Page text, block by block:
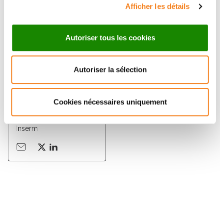
Afficher les détails
Autoriser tous les cookies
Autoriser la sélection
Cookies nécessaires uniquement
JOSHUA
WATERFALL
Chargé de recherche
Inserm